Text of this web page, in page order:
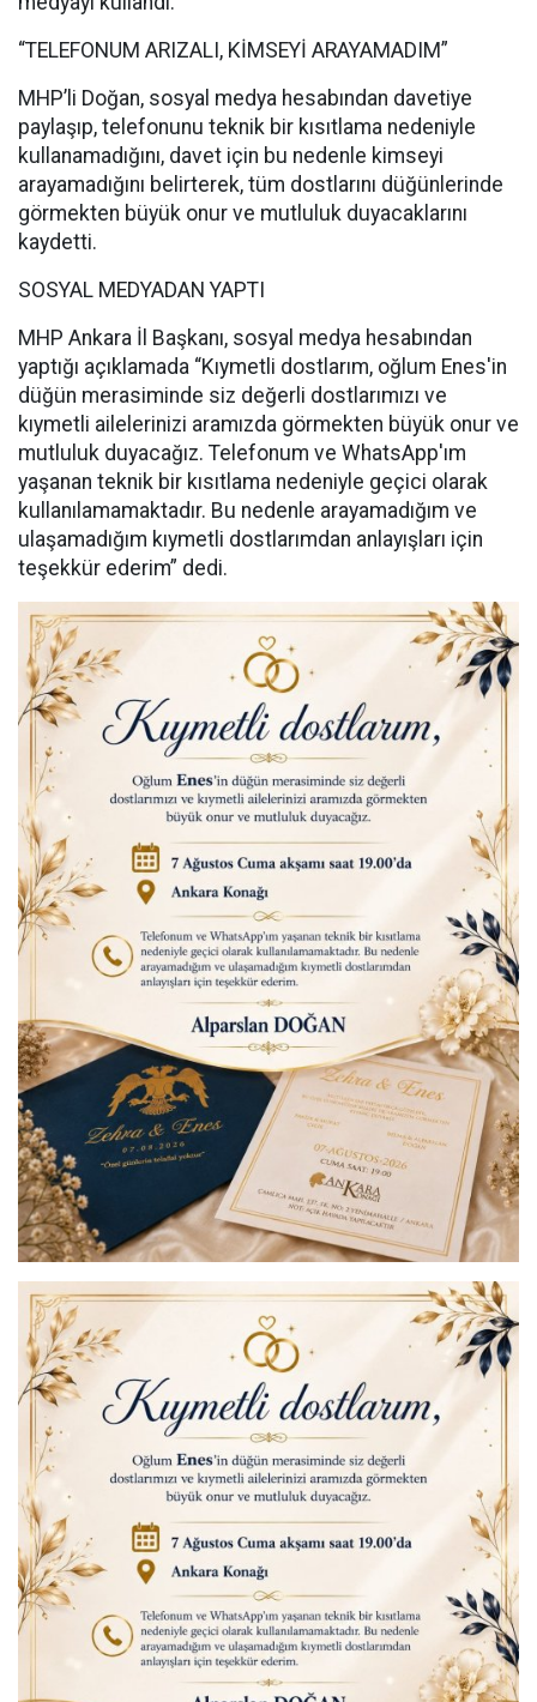
“TELEFONUM ARIZALI, KİMSEYİ ARAYAMADIM”
MHP’li Doğan, sosyal medya hesabından davetiye
paylaşıp, telefonunu teknik bir kısıtlama nedeniyle
kullanamadığını, davet için bu nedenle kimseyi
arayamadığını belirterek, tüm dostlarını düğünlerinde
görmekten büyük onur ve mutluluk duyacaklarını
kaydetti.
SOSYAL MEDYADAN YAPTI
MHP Ankara İl Başkanı, sosyal medya hesabından
yaptığı açıklamada “Kıymetli dostlarım, oğlum Enes'in
düğün merasiminde siz değerli dostlarımızı ve
kıymetli ailelerinizi aramızda görmekten büyük onur ve
mutluluk duyacağız. Telefonum ve WhatsApp'ım
yaşanan teknik bir kısıtlama nedeniyle geçici olarak
kullanılamamaktadır. Bu nedenle arayamadığım ve
ulaşamadığım kıymetli dostlarımdan anlayışları için
teşekkür ederim” dedi.